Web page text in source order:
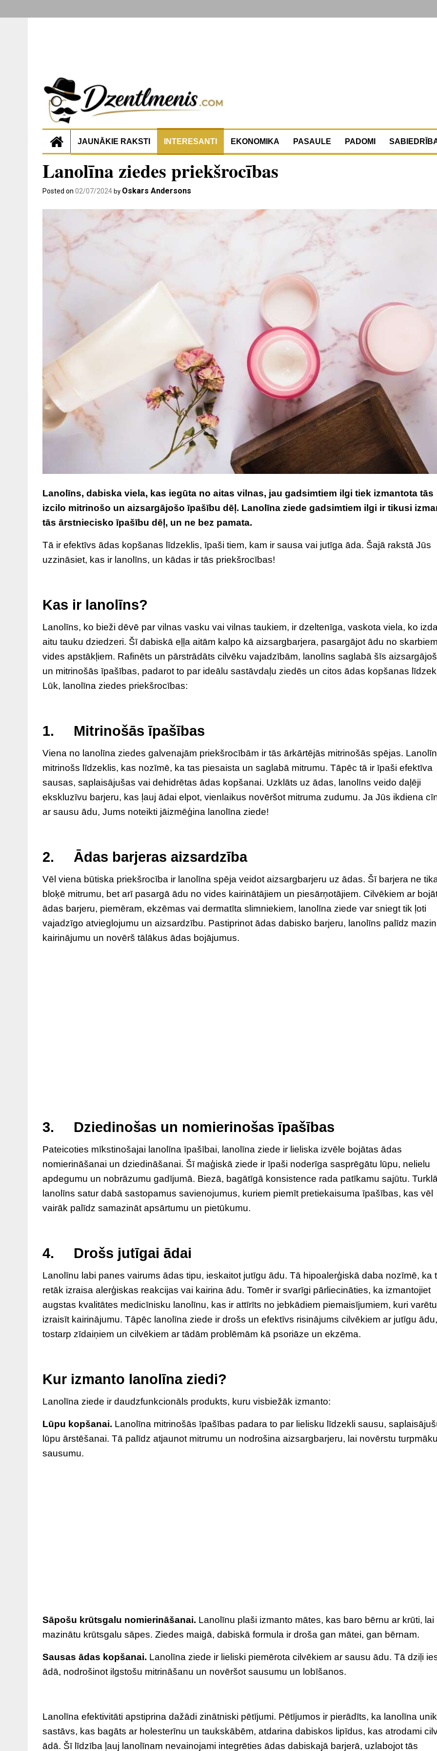
JAUNĀKIE RAKSTI INTERESANTI EKONOMIKA PASAULE PADOMI
Lanolīna ziedes priekšrocības
Posted on 02/07/2024 by Oskars Andersons
Lanolīns, dabiska viela, kas iegūta no aitas vilnas, jau gadsimtiem ilgi tiek izmantota tās
izcilo mitrinošo un aizsargājošo īpašību dēļ. Lanolīna ziede gadsimtiem ilgi ir tikusi
tās ārstniecisko īpašību dēļ, un ne bez pamata.
Tā ir efektīvs ādas kopšanas līdzeklis, īpaši tiem, kam ir sausa vai jutīga āda. Šajā rakstā Jūs
uzzināsiet, kas ir lanolīns, un kādas ir tās priekšrocības!
Kas ir lanolīns?
Lanolīns, ko bieži dēvē par vilnas vasku vai vilnas taukiem, ir dzeltenīga, vaskota viela, ko
aitu tauku dziedzeri. Šī dabiskā eļļa aitām kalpo kā aizsargbarjera, pasargājot ādu no skarbiem
vides apstākļiem. Rafinēts un pārstrādāts cilvēku vajadzībām, lanolīns saglabā šīs
un mitrinošās īpašības, padarot to par ideālu sastāvdaļu ziedēs un citos ādas kopšanas
Lūk, lanolīna ziedes priekšrocības:
1. Mitrinošās īpašības
Viena no lanolīna ziedes galvenajām priekšrocībām ir tās ārkārtējās mitrinošās spējas.
mitrinošs līdzeklis, kas nozīmē, ka tas piesaista un saglabā mitrumu. Tāpēc tā ir īpaši efektīva
sausas, saplaisājušas vai dehidrētas ādas kopšanai. Uzklāts uz ādas, lanolīns veido daļēji
ekskluzīvu barjeru, kas ļauj ādai elpot, vienlaikus novēršot mitruma zudumu. Ja Jūs ikdiena
ar sausu ādu, Jums noteikti jāizmēģina lanolīna ziede!
2. Ādas barjeras aizsardzība
Vēl viena būtiska priekšrocība ir lanolīna spēja veidot aizsargbarjeru uz ādas. Šī barjera ne
bloķē mitrumu, bet arī pasargā ādu no vides kairinātājiem un piesārņotājiem. Cilvēkiem ar
ādas barjeru, piemēram, ekzēmas vai dermatīta slimniekiem, lanolīna ziede var sniegt tik ļoti
vajadzīgo atvieglojumu un aizsardzību. Pastiprinot ādas dabisko barjeru, lanolīns palīdz
kairinājumu un novērš tālākus ādas bojājumus.
3. Dziedinošas un nomierinošas īpašības
Pateicoties mīkstinošajai lanolīna īpašībai, lanolīna ziede ir lieliska izvēle bojātas ādas
nomierināšanai un dziedināšanai. Šī maģiskā ziede ir īpaši noderīga sasprēgātu lūpu, nelielu
apdegumu un nobrāzumu gadījumā. Biezā, bagātīgā konsistence rada patīkamu sajūtu.
lanolīns satur dabā sastopamus savienojumus, kuriem piemīt pretiekaisuma īpašības, kas vēl
vairāk palīdz samazināt apsārtumu un pietūkumu.
4. Drošs jutīgai ādai
Lanolīnu labi panes vairums ādas tipu, ieskaitot jutīgu ādu. Tā hipoalerģiskā daba nozīmē, ka
retāk izraisa alerģiskas reakcijas vai kairina ādu. Tomēr ir svarīgi pārliecināties, ka izmantojiet
augstas kvalitātes medicīnisku lanolīnu, kas ir attīrīts no jebkādiem piemaisījumiem, kuri varētu
izraisīt kairinājumu. Tāpēc lanolīna ziede ir drošs un efektīvs risinājums cilvēkiem ar jutīgu ādu,
tostarp zīdaiņiem un cilvēkiem ar tādām problēmām kā psoriāze un ekzēma.
Kur izmanto lanolīna ziedi?
Lanolīna ziede ir daudzfunkcionāls produkts, kuru visbiežāk izmanto:
Lūpu kopšanai. Lanolīna mitrinošās īpašības padara to par lielisku līdzekli sausu,
lūpu ārstēšanai. Tā palīdz atjaunot mitrumu un nodrošina aizsargbarjeru, lai novērstu turpmāku
sausumu.
Sāpošu krūtsgalu nomierināšanai. Lanolīnu plaši izmanto mātes, kas baro bērnu ar krūti, lai
mazinātu krūtsgalu sāpes. Ziedes maigā, dabiskā formula ir droša gan mātei, gan bērnam.
Sausas ādas kopšanai. Lanolīna ziede ir lieliski piemērota cilvēkiem ar sausu ādu. Tā dziļi
ādā, nodrošinot ilgstošu mitrināšanu un novēršot sausumu un lobīšanos.
Lanolīna efektivitāti apstiprina dažādi zinātniski pētījumi. Pētījumos ir pierādīts, ka lanolīna
sastāvs, kas bagāts ar holesterīnu un taukskābēm, atdarina dabiskos lipīdus, kas atrodami
ādā. Šī līdzība ļauj lanolīnam nevainojami integrēties ādas dabiskajā barjerā, uzlabojot tās